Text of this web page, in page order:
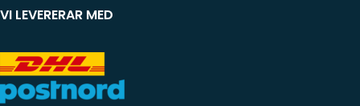
VI LEVERERAR MED